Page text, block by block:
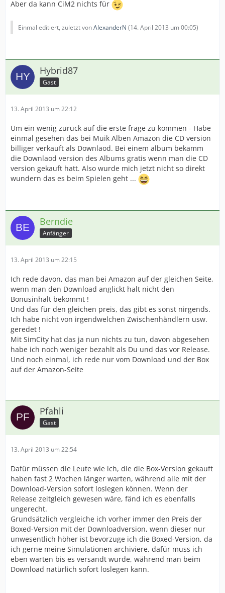
Aber da kann CiM2 nichts für
Einmal editiert, zuletzt vonAlexanderN (14. April 2013 um 00:05)
Hybrid87
Gast
13. April 2013 um 22:12
Um ein wenig zuruck auf die erste frage zu kommen - Habe
einmal gesehen das bei Muik Alben Amazon die CD version
billiger verkauft als Downlaod. Bei einem album bekamm
die Downlaod version des Albums gratis wenn man die CD
version gekauft hatt. Also wurde mich jetzt nicht so direkt
wundern das es beim Spielen geht ...
Berndie
Anfänger
13. April 2013 um 22:15
Ich rede davon, das man bei Amazon auf der gleichen Seite,
wenn man den Download anglickt halt nicht den
Bonusinhalt bekommt !
Und das für den gleichen preis, das gibt es sonst nirgends.
Ich habe nicht von irgendwelchen Zwischenhändlern usw.
geredet !
Mit SimCity hat das ja nun nichts zu tun, davon abgesehen
habe ich noch weniger bezahlt als Du und das vor Release.
Und noch einmal, ich rede nur vom Download und der Box
auf der Amazon-Seite
Pfahli
Gast
13. April 2013 um 22:54
Dafür müssen die Leute wie ich, die die Box-Version gekauft
haben fast 2 Wochen länger warten, während alle mit der
Download-Version sofort loslegen können. Wenn der
Release zeitgleich gewesen wäre, fänd ich es ebenfalls
ungerecht.
Grundsätzlich vergleiche ich vorher immer den Preis der
Boxed-Version mit der Downloadversion, wenn dieser nur
unwesentlich höher ist bevorzuge ich die Boxed-Version, da
ich gerne meine Simulationen archiviere, dafür muss ich
eben warten bis es versandt wurde, während man beim
Download natürlich sofort loslegen kann.